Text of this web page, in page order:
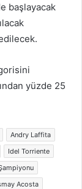
başlayacak
yüzde 25
Andry Laffita
Idel Torriente
Acosta